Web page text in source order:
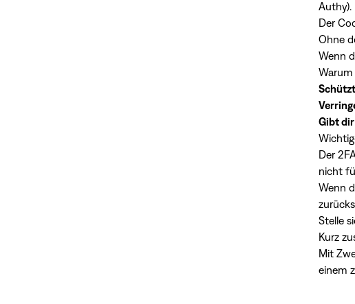
Authy).
Der
Ohne
Wenn
Gibt
Der
nicht
Wenn
Stelle
Kurz
Mit
einem